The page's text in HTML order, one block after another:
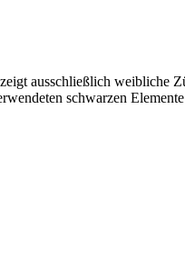
zeigt ausschließlich weibliche
schwarzen